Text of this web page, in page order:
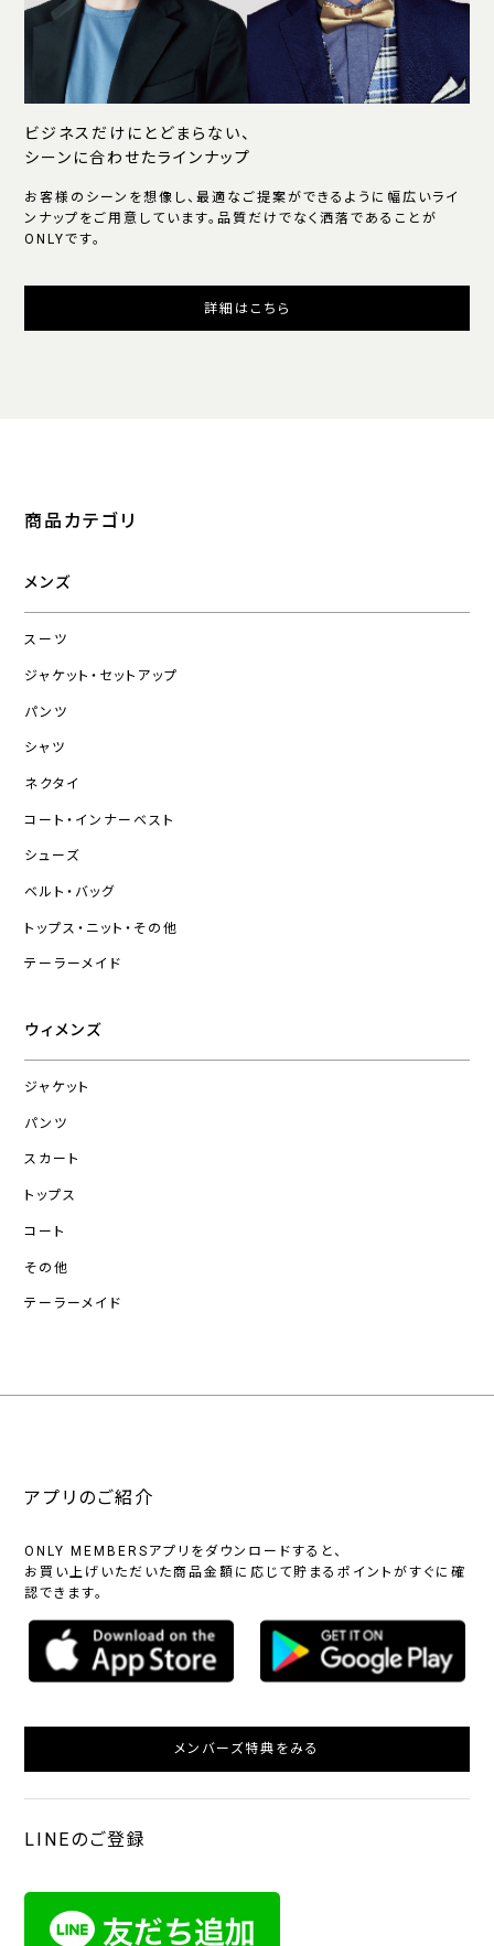
ビジネスだけにとどまらない、
シーンに合わせたラインナップ
お客様のシーンを想像し、最適なご提案ができるように幅広いライ
ンナップをご用意しています。品質だけでなく洒落であることが
ONLYです。
詳細はこちら
商品カテゴリ
メンズ
スーツ
ジャケット・セットアップ
パンツ
シャツ
ネクタイ
コート・インナーベスト
シューズ
ベルト・バッグ
トップス・ニット・その他
テーラーメイド
ウィメンズ
ジャケット
パンツ
スカート
トップス
コート
その他
テーラーメイド
アプリのご紹介
ONLY MEMBERSアプリをダウンロードすると、
お買い上げいただいた商品金額に応じて貯まるポイントがすぐに確
認できます。
メンバーズ特典をみる
LINEのご登録